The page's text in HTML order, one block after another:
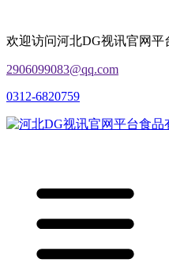
欢迎访问河北DG视讯官网平
2906099083@qq.com
0312-6820759